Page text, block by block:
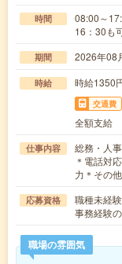
時間
08:00～
16：30も
期間 2026年08
時給 時給1350
交通費
全額支給
仕事内容
総務・人
＊電話対
力＊その
応募資格
職種未経
事務経験
職場の雰囲気